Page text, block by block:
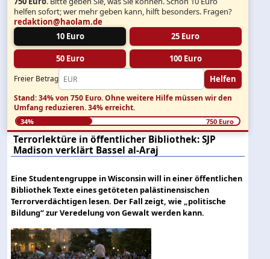
helfen sofort; wer mehr geben kann, hilft besonders. Fragen?
redaktion@haolam.de
10 Euro
25 Euro
50 Euro 100 Euro
Freier Betrag Helfen
Stand: 34% von 750 Euro.Ohne weitere Hilfe müssen wir den
Umfang reduzieren.34% erreicht.
34% 750 Euro
Terrorlektüre in öffentlicher Bibliothek: SJP
Madison verklärt Bassel al-Araj
Eine Studentengruppe in Wisconsin will in einer öffentlichen
Bibliothek Texte eines getöteten palästinensischen
Terrorverdächtigen lesen. Der Fall zeigt, wie „politische
Bildung“ zur Veredelung von Gewalt werden kann.